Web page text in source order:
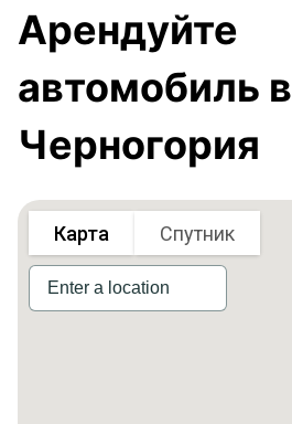
Арендуйте
автомобиль в
Черногория
Карта Спутник